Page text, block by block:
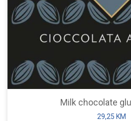
Milk chocolate
29,25 KM